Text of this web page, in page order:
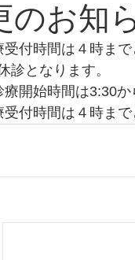
のお知
付時間は４時まで
診となります。
開始時間は3:30か
付時間は４時まで